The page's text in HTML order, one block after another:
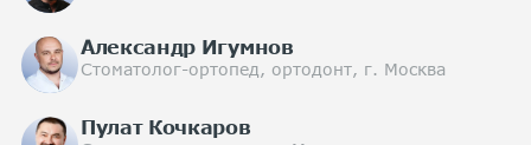
Александр Игумнов
Стоматолог-ортопед, ортодонт, г. Москва
Пулат Кочкаров